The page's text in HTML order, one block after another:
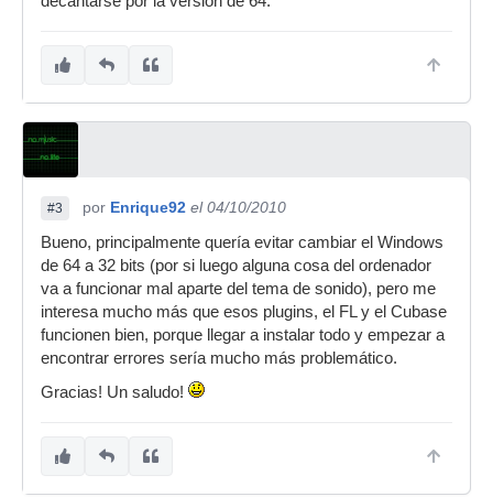
#3 por Enrique92 el 04/10/2010
Bueno, principalmente quería evitar cambiar el Windows
de 64 a 32 bits (por si luego alguna cosa del ordenador
va a funcionar mal aparte del tema de sonido), pero me
interesa mucho más que esos plugins, el FL y el Cubase
funcionen bien, porque llegar a instalar todo y empezar a
encontrar errores sería mucho más problemático.
Gracias! Un saludo!